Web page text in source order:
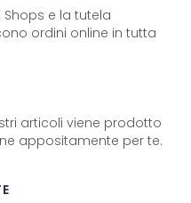
Shops e la tutela
ordini online in tutta
articoli viene prodotto
appositamente per te.